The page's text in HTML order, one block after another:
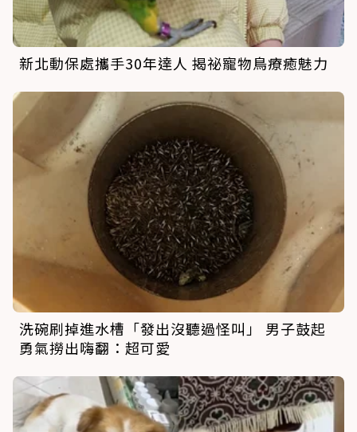
新北動保處攜手30年達人 揭祕寵物鳥療癒魅力
洗碗刷掉進水槽「發出沒聽過怪叫」 男子鼓起
勇氣撈出嗨翻：超可愛